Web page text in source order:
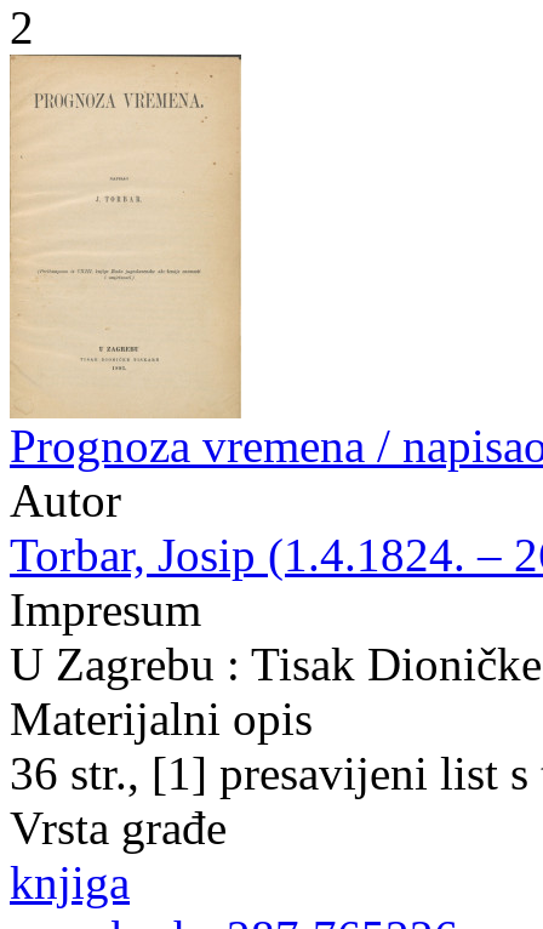
2
Prognoza vremena /
Autor
Torbar, Josip (1.4.1824. –
Impresum
U Zagrebu : Tisak
Materijalni opis
36 str., [1] presavijeni list
Vrsta građe
knjiga